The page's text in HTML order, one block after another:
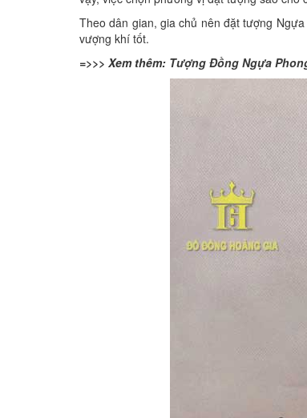
Theo dân gian, gia chủ nên đặt tượng
vượng khí tốt.
=>>> Xem thêm: Tượng Đồng Ngựa